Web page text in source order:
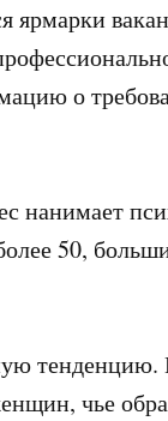
ярмарки
о
нанимает
50,
чье